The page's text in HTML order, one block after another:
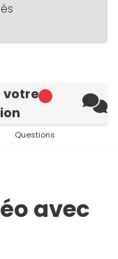
votre
Questions
avec